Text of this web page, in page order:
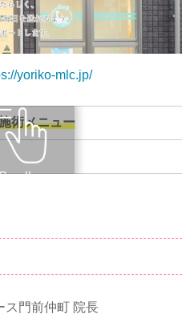
yoriko-mlc.jp/
術メニュー
ス門前仲町 院長